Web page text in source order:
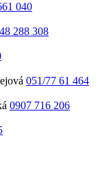
040
288 308
051/77 61 464
0907 716 206